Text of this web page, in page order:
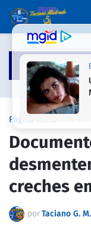
Página inicial
creches
porTaciano G.